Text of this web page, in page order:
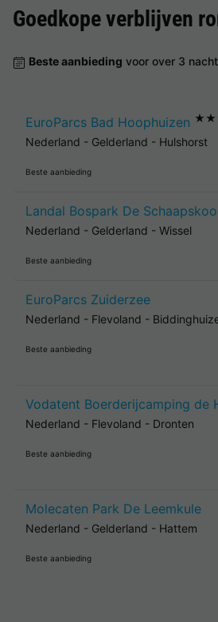
Goedkope verblijven
Beste aanbieding voor over 3
EuroParcs Bad Hoophuizen
Nederland - Gelderland - Hulshorst
Beste aanbieding
Landal Bospark De
Nederland - Gelderland - Wissel
Beste aanbieding
EuroParcs Zuiderzee
Nederland - Flevoland -
Beste aanbieding
Vodatent Boerderijcamping de
Nederland - Flevoland - Dronten
Beste aanbieding
Molecaten Park De Leemkule
Nederland - Gelderland - Hattem
Beste aanbieding